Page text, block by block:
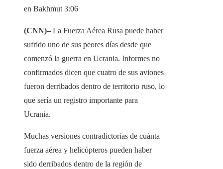
en Bakhmut 3:06
(CNN)– La Fuerza Aérea Rusa puede haber
sufrido uno de sus peores días desde que
comenzó la guerra en Ucrania. Informes no
confirmados dicen que cuatro de sus aviones
fueron derribados dentro de territorio ruso, lo
que sería un registro importante para
Ucrania.
Muchas versiones contradictorias de cuánta
fuerza aérea y helicópteros pueden haber
sido derribados dentro de la región de